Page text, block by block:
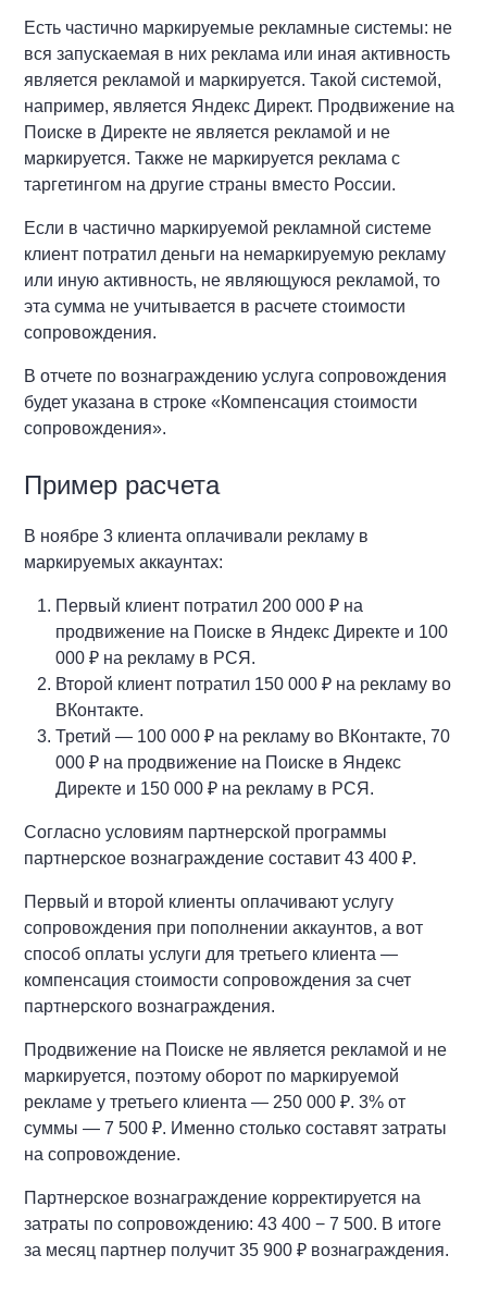
Есть частично маркируемые рекламные системы: не
вся запускаемая в них реклама или иная активность
является рекламой и маркируется. Такой системой,
например, является Яндекс Директ. Продвижение на
Поиске в Директе не является рекламой и не
маркируется. Также не маркируется реклама с
таргетингом на другие страны вместо России.
Если в частично маркируемой рекламной системе
клиент потратил деньги на немаркируемую рекламу
или иную активность, не являющуюся рекламой, то
эта сумма не учитывается в расчете стоимости
сопровождения.
В отчете по вознаграждению услуга сопровождения
будет указана в строке «Компенсация стоимости
сопровождения».
Пример расчета
В ноябре 3 клиента оплачивали рекламу в
маркируемых аккаунтах:
Первый клиент потратил 200 000 ₽ на
продвижение на Поиске в Яндекс Директе и 100
000 ₽ на рекламу в РСЯ.
Второй клиент потратил 150 000 ₽ на рекламу во
ВКонтакте.
Третий — 100 000 ₽ на рекламу во ВКонтакте, 70
000 ₽ на продвижение на Поиске в Яндекс
Директе и 150 000 ₽ на рекламу в РСЯ.
Согласно условиям партнерской программы
партнерское вознаграждение составит 43 400 ₽.
Первый и второй клиенты оплачивают услугу
сопровождения при пополнении аккаунтов, а вот
способ оплаты услуги для третьего клиента —
компенсация стоимости сопровождения за счет
партнерского вознаграждения.
Продвижение на Поиске не является рекламой и не
маркируется, поэтому оборот по маркируемой
рекламе у третьего клиента — 250 000 ₽. 3% от
суммы — 7 500 ₽. Именно столько составят затраты
на сопровождение.
Партнерское вознаграждение корректируется на
затраты по сопровождению: 43 400 − 7 500. В итоге
за месяц партнер получит 35 900 ₽ вознаграждения.